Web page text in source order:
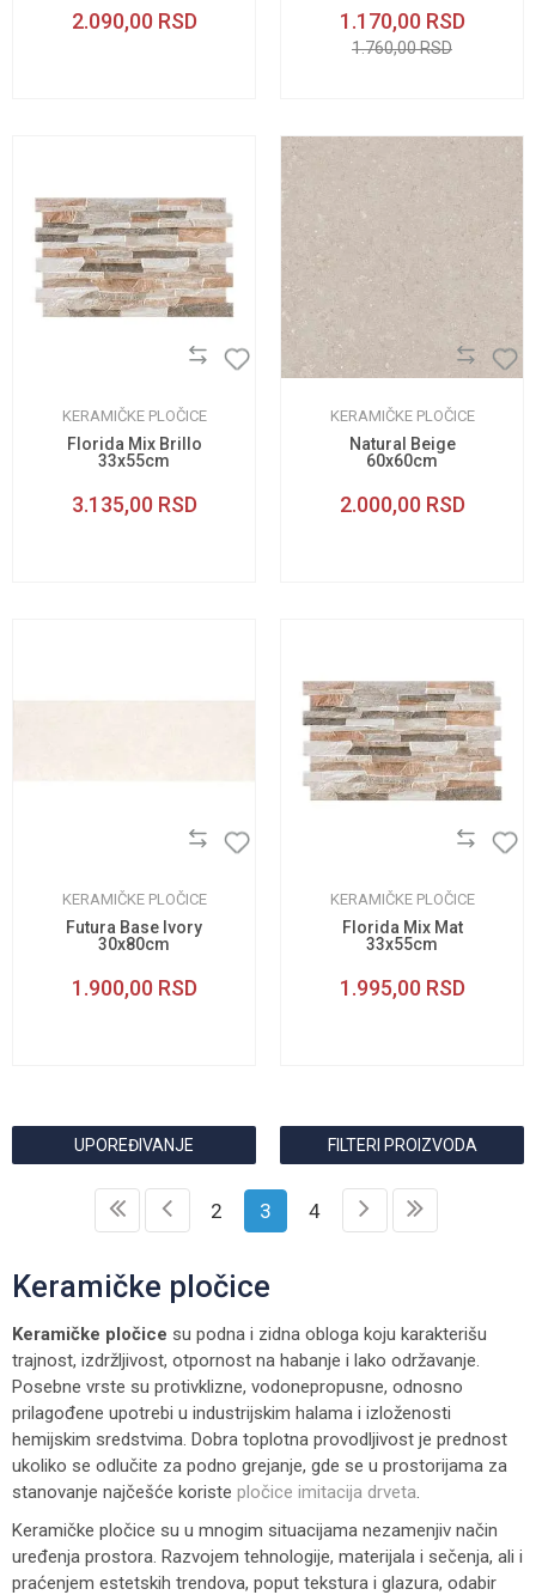
2.090,00 RSD 1.170,00 RSD
1.760,00RSD
KERAMIČKE PLOČICE
Florida Mix Brillo
33x55cm
3.135,00 RSD
KERAMIČKE PLOČICE
Natural Beige
60x60cm
2.000,00 RSD
KERAMIČKE PLOČICE
Futura Base Ivory
30x80cm
1.900,00 RSD
KERAMIČKE PLOČICE
Florida Mix Mat
33x55cm
1.995,00 RSD
UPOREĐIVANJE FILTERI PROIZVODA
2 3 4
Keramičke pločice
Keramičke pločice su podna i zidna obloga koju karakterišu
trajnost, izdržljivost, otpornost na habanje i lako održavanje.
Posebne vrste su protivklizne, vodonepropusne, odnosno
prilagođene upotrebi u industrijskim halama i izloženosti
hemijskim sredstvima. Dobra toplotna provodljivost je prednost
ukoliko se odlučite za podno grejanje, gde se u prostorijama za
stanovanje najčešće koriste pločice imitacija drveta.
Keramičke pločice su u mnogim situacijama nezamenjiv način
uređenja prostora. Razvojem tehnologije, materijala i sečenja, ali i
praćenjem estetskih trendova, poput tekstura i glazura, odabir